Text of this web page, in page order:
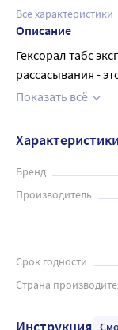
Все характеристики
Описание
Гексорал табс
рассасывания -
предназначенный для лечения и профилактики
ротовой полости: фарингита, ангины и другие
воспалительных
гингивита. Двойное действие препарата обусловлено
наличием двух
наличием
симптомов.
рассасывать во
первых
Показать всё
Характеристики
Бренд
Производитель
Срок годности
Страна